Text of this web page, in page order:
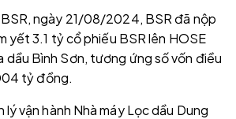
ngày 21/08/2024, BSR đã nộp
yết 3.1 tỷ cổ phiếu BSR lên HOSE
dầu Bình Sơn, tương ứng số vốn điều
tỷ đồng.
lý vận hành Nhà máy Lọc dầu Dung